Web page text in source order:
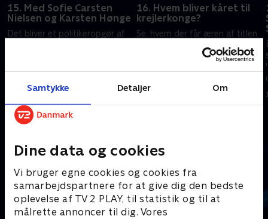
Samtykke Detaljer Om
Dine data og cookies
Vi bruger egne cookies og cookies fra
samarbejdspartnere for at give dig den bedste
oplevelse af TV 2 PLAY, til statistik og til at
målrette annoncer til dig. Vores
15. Med Sofie Carsten
Nielsen og Karsten Hønge
Det bliver et politikeropgør af
plads i ugefinalen.
12. februar 2020 • 29 min
16. Hvem bliver kåret til
krejlerkonge?
Se, hvem der får æren af titlen
Rimmer sidder bag roret, imens
13. februar 2020 • 29 min
Andre så også